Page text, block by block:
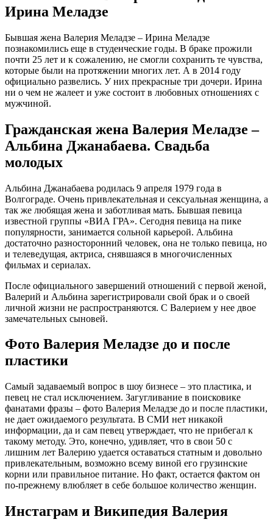
Ирина Меладзе
Бывшая жена Валерия Меладзе – Ирина Меладзе
познакомились еще в студенческие годы. В браке прожили
почти 25 лет и к сожалению, не смогли сохранить те чувства,
которые были на протяжении многих лет. А в 2014 году
официально развелись. У них прекрасные три дочери. Ирина
ни о чем не жалеет и уже состоит в любовных отношениях с
мужчиной.
Гражданская жена Валерия Меладзе –
Альбина Джанабаева. Свадьба
молодых
Альбина Джанабаева родилась 9 апреля 1979 года в
Волгограде. Очень привлекательная и сексуальная женщина, а
так же любящая жена и заботливая мать. Бывшая певица
известной группы «ВИА ГРА». Сегодня певица на пике
популярности, занимается сольной карьерой. Альбина
достаточно разносторонний человек, она не только певица, но
и телеведущая, актриса, снявшаяся в многочисленных
фильмах и сериалах.
После официального завершений отношений с первой женой,
Валерий и Альбина зарегистрировали свой брак и о своей
личной жизни не распространяются. С Валерием у нее двое
замечательных сыновей.
Фото Валерия Меладзе до и после
пластики
Самый задаваемый вопрос в шоу бизнесе – это пластика, и
певец не стал исключением. Загугливание в поисковике
фанатами фразы – фото Валерия Меладзе до и после пластики,
не дает ожидаемого результата. В СМИ нет никакой
информации, да и сам певец утверждает, что не прибегал к
такому методу. Это, конечно, удивляет, что в свои 50 с
лишним лет Валерию удается оставаться статным и довольно
привлекательным, возможно всему виной его грузинские
корни или правильное питание. Но факт, остается фактом он
по-прежнему влюбляет в себе большое количество женщин.
Инстаграм и Википедия Валерия